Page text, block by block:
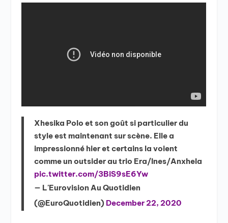
Xhesika Polo et son goût si particulier du
style est maintenant sur scène. Elle a
impressionné hier et certains la voient
comme un outsider au trio Era/Ines/Anxhela
pic.twitter.com/3BiS9sE6Yw
— L'Eurovision Au Quotidien
(@EuroQuotidien) December 22, 2020